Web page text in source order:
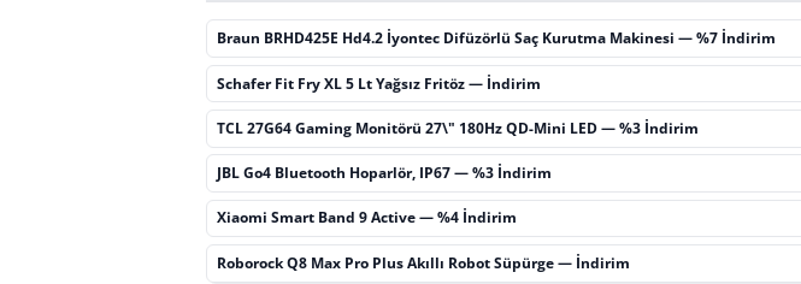
Braun BRHD425E Hd4.2 İyontec Difüzörlü Saç Kurutma Makinesi — %7 İndirim
Schafer Fit Fry XL 5 Lt Yağsız Fritöz — İndirim
TCL 27G64 Gaming Monitörü 27\" 180Hz QD-Mini LED — %3 İndirim
JBL Go4 Bluetooth Hoparlör, IP67 — %3 İndirim
Xiaomi Smart Band 9 Active — %4 İndirim
Roborock Q8 Max Pro Plus Akıllı Robot Süpürge — İndirim